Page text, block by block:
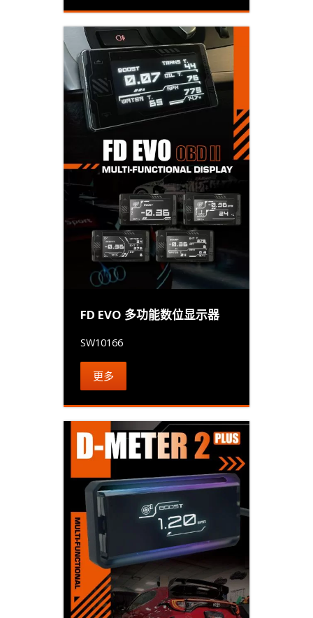
FD EVO 多功能数位显示器
SW10166
更多